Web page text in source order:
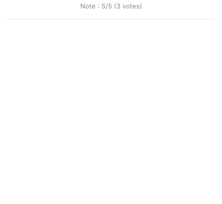
Note : 5/5 (3 votes)